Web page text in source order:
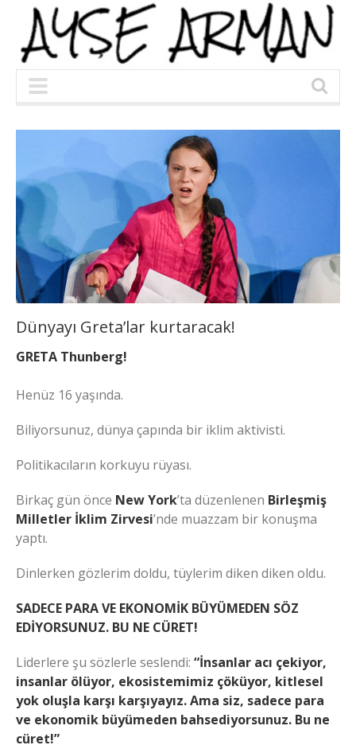
Dünyayı Greta’lar kurtaracak!
GRETA Thunberg!
Henüz 16 yaşında.
Biliyorsunuz, dünya çapında bir iklim aktivisti.
Politikacıların korkuyu rüyası.
Birkaç gün önce New York’ta düzenlenen Birleşmiş
Milletler İklim Zirvesi’nde muazzam bir konuşma
yaptı.
Dinlerken gözlerim doldu, tüylerim diken diken oldu.
SADECE PARA VE EKONOMİK BÜYÜMEDEN SÖZ
EDİYORSUNUZ. BU NE CÜRET!
Liderlere şu sözlerle seslendi: “İnsanlar acı çekiyor,
insanlar ölüyor, ekosistemimiz çöküyor, kitlesel
yok oluşla karşı karşıyayız. Ama siz, sadece para
ve ekonomik büyümeden bahsediyorsunuz. Bu ne
cüret!”